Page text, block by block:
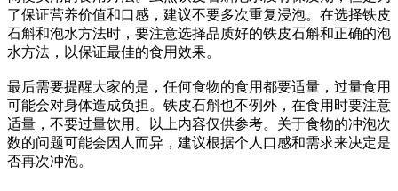
了保证营养价值和口感，建议不要多次重复浸泡。在选择铁皮
石斛和泡水方法时，要注意选择品质好的铁皮石斛和正确的泡
水方法，以保证最佳的食用效果。
最后需要提醒大家的是，任何食物的食用都要适量，过量食用
可能会对身体造成负担。铁皮石斛也不例外，在食用时要注意
适量，不要过量饮用。以上内容仅供参考。关于食物的冲泡次
数的问题可能会因人而异，建议根据个人口感和需求来决定是
否再次冲泡。